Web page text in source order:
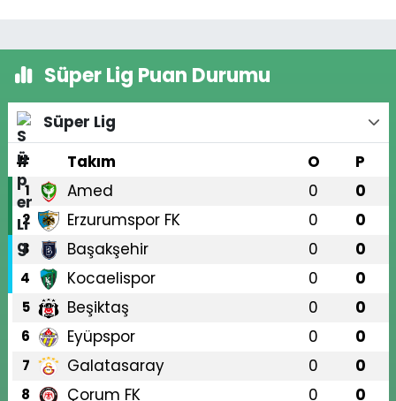
Süper Lig Puan Durumu
Süper Lig
#
Takım O P
1 Amed 0 0
2 Erzurumspor FK 0 0
3 Başakşehir 0 0
4 Kocaelispor 0 0
5 Beşiktaş 0 0
6 Eyüpspor 0 0
7 Galatasaray 0 0
8 Çorum FK 0 0